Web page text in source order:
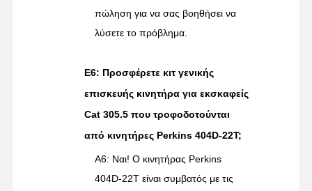
πώληση για να σας βοηθήσει να
λύσετε το πρόβλημα.
Ε6: Προσφέρετε κιτ γενικής
επισκευής κινητήρα για εκσκαφείς
Cat 305.5 που τροφοδοτούνται
από κινητήρες Perkins 404D-22T;
Α6: Ναι! Ο κινητήρας Perkins
404D-22T είναι συμβατός με τις